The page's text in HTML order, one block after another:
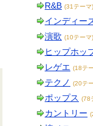
R&B (31テーマ)
インディー
演歌 (10テーマ)
ヒップホッ
レゲエ (18テ
テクノ (20テ
ポップス (78
カントリー